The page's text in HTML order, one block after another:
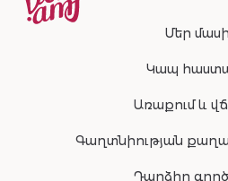
Մեր
Կապ
Առաքում և
Գաղտնիության
Դարձիր